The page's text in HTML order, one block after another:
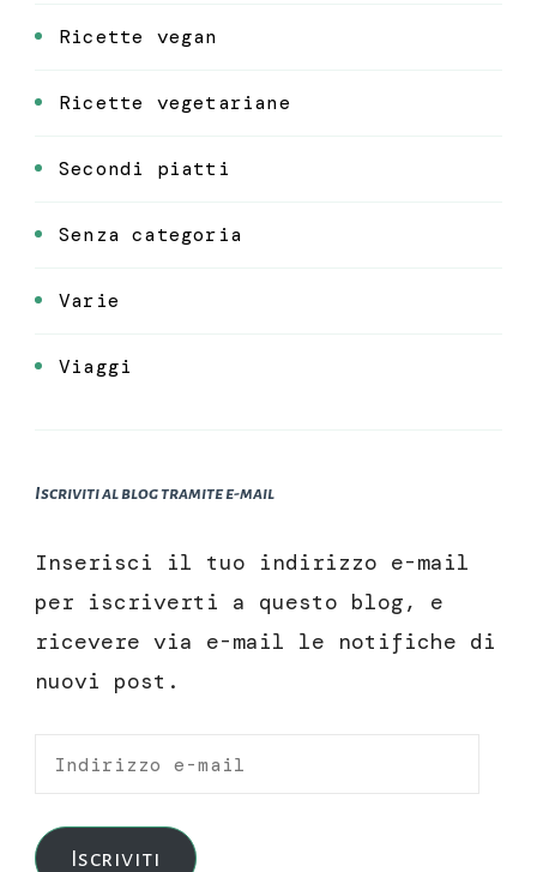
Ricette vegan
Ricette vegetariane
Secondi piatti
Senza categoria
Varie
Viaggi
Iscriviti al blog tramite e-mail
Inserisci il tuo indirizzo e-mail
per iscriverti a questo blog, e
ricevere via e-mail le notifiche di
nuovi post.
Indirizzo
mail
Iscriviti